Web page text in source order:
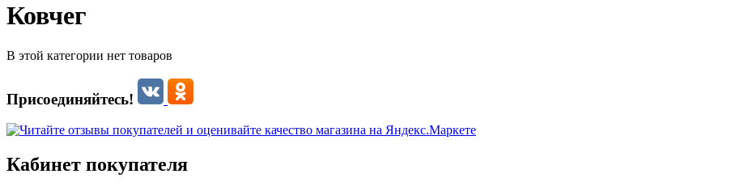
Ковчег
В этой категории нет товаров
Присоединяйтесь!
Кабинет покупателя